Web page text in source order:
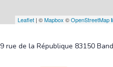
Leaflet| ©Mapbox ©OpenStreetMap
9 rue de la République 83150